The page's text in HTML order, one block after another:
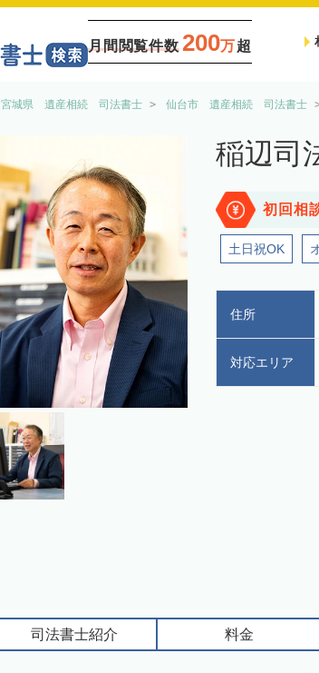
月間閲覧件数 200万超
宮城県 遺産相続 司法書士 仙台市 遺産相続 司法書士
稲辺司
初回相
土日祝OK
住所
対応エリア
司法書士紹介 料金